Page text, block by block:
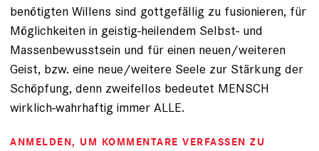
benötigten Willens sind gottgefällig zu fusionieren, für
Möglichkeiten in geistig-heilendem Selbst- und
Massenbewusstsein und für einen neuen/weiteren
Geist, bzw. eine neue/weitere Seele zur Stärkung der
Schöpfung, denn zweifellos bedeutet MENSCH
wirklich-wahrhaftig immer ALLE.
ANMELDEN, UM KOMMENTARE VERFASSEN ZU